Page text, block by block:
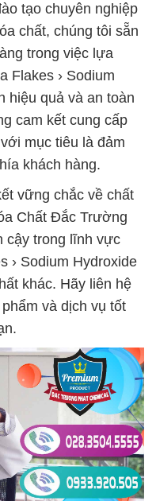
tạo chuyên nghiệp
chất, chúng tôi sẵn
trong việc lựa
Flakes › Sodium
hiệu quả và an toàn
cam kết cung cấp
mục tiêu là đảm
khách hàng.
vững chắc về chất
Chất Đắc Trường
cậy trong lĩnh vực
› Sodium Hydroxide
khác. Hãy liên hệ
và dịch vụ tốt